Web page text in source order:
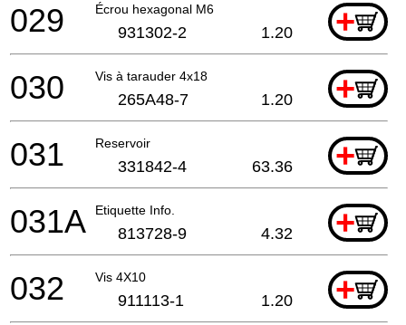
Écrou hexagonal M6 +
029 931302-2 1.20
Vis à tarauder 4x18 +
030 265A48-7 1.20
Reservoir +
031 331842-4 63.36
Etiquette Info. +
031A 813728-9 4.32
Vis 4X10 +
032 911113-1 1.20